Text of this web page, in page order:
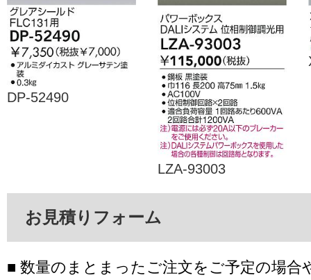
DP-52490
LZA-93003
お見積りフォーム
■ 数量のまとまったご注文をご予定の場合